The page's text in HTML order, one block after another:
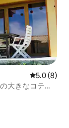
レビュー8
5.0 (8)
大きなコテー